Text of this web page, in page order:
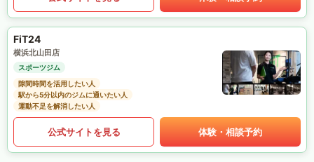
FiT24
横浜北山田店
スポーツジム
隙間時間を活用したい人
駅から5分以内のジムに通いたい人
運動不足を解消したい人
公式サイトを見る 体験・相談予約